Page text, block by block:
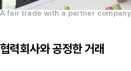
A fair trade with a partner company
협력회사와 공정한 거래